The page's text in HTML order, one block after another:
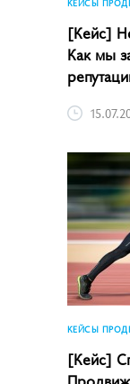
[Кейс]
Как мы
КЕЙСЫ
[Кейс]